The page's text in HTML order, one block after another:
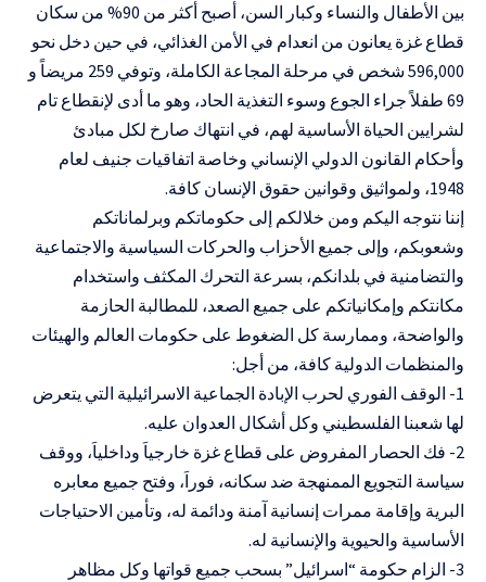
بين الأطفال والنساء وكبار السن، أصبح أكثر من 90% من سكان
قطاع غزة يعانون من انعدام في الأمن الغذائي، في حين دخل نحو
596,000 شخص في مرحلة المجاعة الكاملة، وتوفي 259 مريضاً و
69 طفلاً جراء الجوع وسوء التغذية الحاد، وهو ما أدى لإنقطاع تام
لشرايين الحياة الأساسية لهم، في انتهاك صارخ لكل مبادئ
وأحكام القانون الدولي الإنساني وخاصة اتفاقيات جنيف لعام
1948، ولمواثيق وقوانين حقوق الإنسان كافة.
إننا نتوجه اليكم ومن خلالكم إلى حكوماتكم وبرلماناتكم
وشعوبكم، وإلى جميع الأحزاب والحركات السياسية والاجتماعية
والتضامنية في بلدانكم، بسرعة التحرك المكثف واستخدام
مكانتكم وإمكانياتكم على جميع الصعد، للمطالبة الحازمة
والواضحة، وممارسة كل الضغوط على حكومات العالم والهيئات
والمنظمات الدولية كافة، من أجل:
1- الوقف الفوري لحرب الإبادة الجماعية الاسرائيلية التي يتعرض
لها شعبنا الفلسطيني وكل أشكال العدوان عليه.
2- فك الحصار المفروض على قطاع غزة خارجياَ وداخلياَ، ووقف
سياسة التجويع الممنهجة ضد سكانه، فوراَ، وفتح جميع معابره
البرية وإقامة ممرات إنسانية آمنة ودائمة له، وتأمين الاحتياجات
الأساسية والحيوية والإنسانية له.
3- الزام حكومة “اسرائيل” بسحب جميع قواتها وكل مظاهر